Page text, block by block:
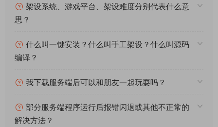
架设系统、游戏平台、架设难度分别代表什么意
思？
什么叫一键安装？什么叫手工架设？什么叫源码
编译？
我下载服务端后可以和朋友一起玩耍吗？
部分服务端程序运行后报错闪退或其他不正常的
解决方法？